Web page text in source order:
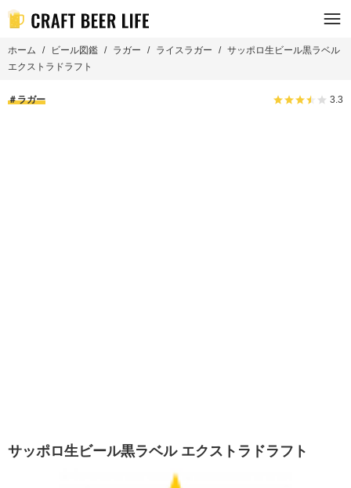
ホーム ビール図鑑 ラガー ライスラガー
サッポロ生ビール黒ラベル
エクストラドラフト
ラガー 3.3
サッポロ生ビール黒ラベル エクストラドラフト